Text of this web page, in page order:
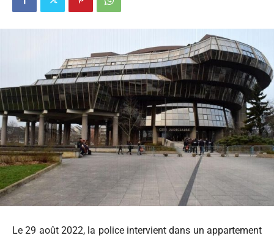
Le 29 août 2022, la police intervient dans un appartement